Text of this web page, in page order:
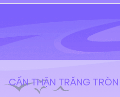
CẨN THẬN TRĂNG